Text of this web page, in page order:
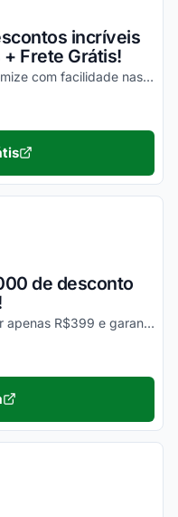
incríveis
Frete Grátis!
Aproveite seus benefícios e economize com facilidade nas suas compras!
de desconto
Realize seu pré-registro no site por apenas R$399 e garanta esse desconto imperdível na sua compra!